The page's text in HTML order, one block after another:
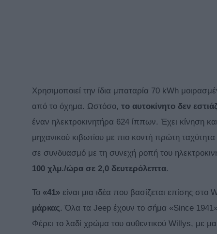
Χρησιμοποιεί την ίδια μπαταρία 70 kWh
από το όχημα. Ωστόσο, το αυτοκίνητο δεν
έναν ηλεκτροκινητήρα 624 ίππων. Έχει κίνηση
μηχανικού κιβωτίου με πιο κοντή πρώτη
σε συνδυασμό με τη συνεχή ροπή του
100 χλμ./ώρα σε 2,0 δευτερόλεπτα.
Το «41» είναι μια ιδέα που βασίζεται επίσης στο
μάρκας. Όλα τα Jeep έχουν το σήμα «Since
Φέρει το λαδί χρώμα του αυθεντικού Willys, με